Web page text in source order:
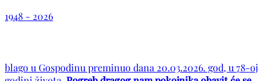
1948 - 2026
blago u Gospodinu preminuo dana 20.03.2026. god, u 78-oj